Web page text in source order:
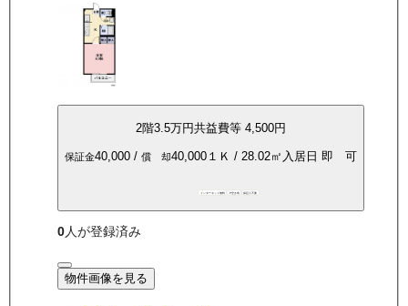
2階3.5万円共益費等 4,500円
保証金40,000/ 償 却40,000１Ｋ / 28.02㎡ 入居日 即 可
インターネット無料 P空き有 保証人不要
0人が登録済み
物件画像を見る